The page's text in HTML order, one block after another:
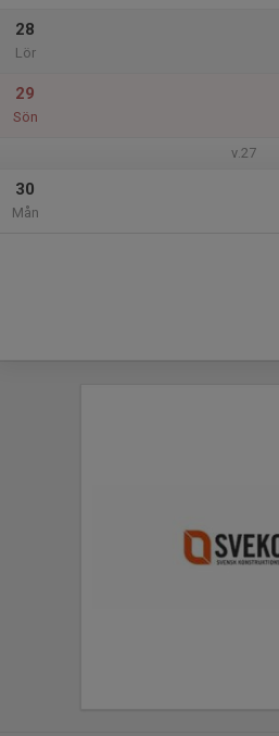
28
Lör
29
Sön
v.27
30
Mån